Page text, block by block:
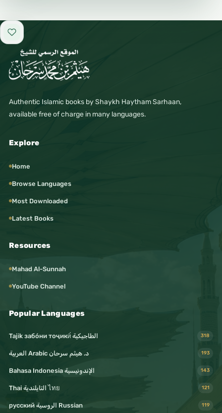
Add to favorites
Authentic Islamic books by Shaykh Haytham Sarhaan,
available free of charge in many languages.
Explore
Home
Browse Languages
Most Downloaded
Latest Books
Resources
Mahad Al-Sunnah
YouTube Channel
Popular Languages
Tajik забо́ни тоҷикӣ́ الطاجيكية 318
د. هيثم سرحان Arabic العربية 193
Bahasa Indonesia الإندونيسية 143
Thai التايلندية ไทย 121
русский الروسية Russian 119